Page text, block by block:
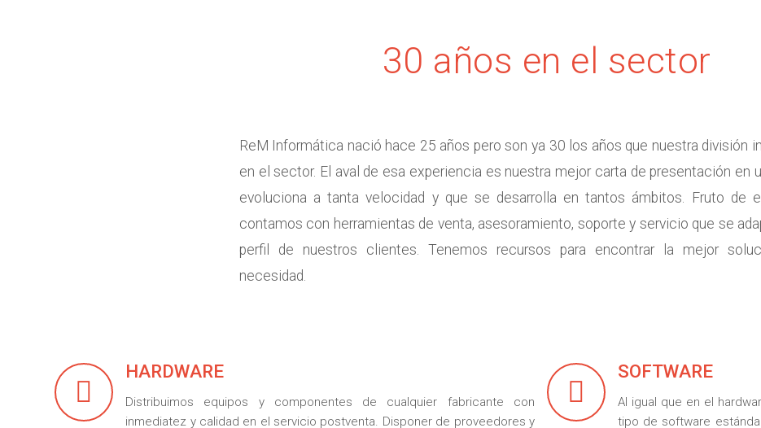
30 años en el sector
ReM Informática nació hace 25 años pero son ya 30 los años que nuestra división
en el sector. El aval de esa experiencia es nuestra mejor carta de presentación en
evoluciona a tanta velocidad y que se desarrolla en tantos ámbitos. Fruto de
contamos con herramientas de venta, asesoramiento, soporte y servicio que se
perfil de nuestros clientes. Tenemos recursos para encontrar la mejor
necesidad.
HARDWARE
Distribuimos equipos y componentes de cualquier fabricante con
inmediatez y calidad en el servicio postventa. Disponer de proveedores y
SOFTWARE
Al igual que en el
tipo de software